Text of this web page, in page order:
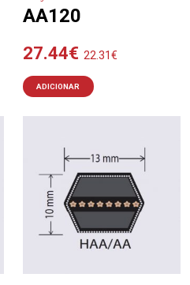
AA120
27.44€ 22.31€
ADICIONAR